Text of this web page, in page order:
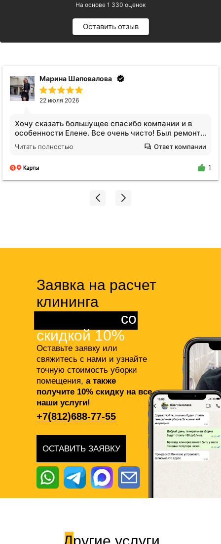
На основе 1 330 оценок
Оставить отзыв
Марина Шаповалова
22 июля 2026
Хочу сказать большущее спасибо компании и в
особенности Елене. Все очень чисто! Был ремонт в
ванной, и вся студия была в пыли. Я пришла и
просто афигела от чистого воздуха!!! Просто
Читать полностью Ответ компании
1
Оставьте заявку или
свяжитесь с нами и узнайте
точную стоимость уборки
помещения, а также
получите 10% скидку на все
наши услуги!
Заявка на расчет
клининга
со
скидкой 10%
ОСТАВИТЬ ЗАЯВКУ
+7(812)688-77-55
Другие услуги